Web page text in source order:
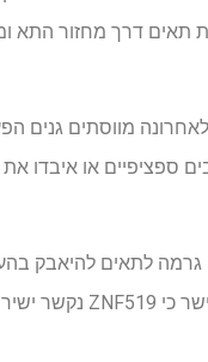
תאים דרך מחזור התא
מווסתים גנים
ספציפיים או איבדו